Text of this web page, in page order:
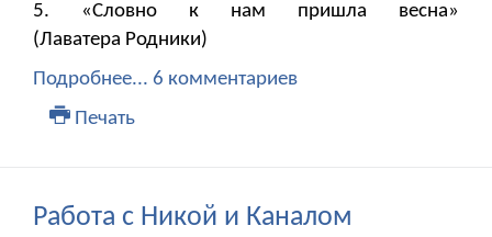
5. «Словно к нам пришла весна»
(Лаватера Родники)
Подробнее... 6 комментариев
Печать
Работа с Никой и Каналом